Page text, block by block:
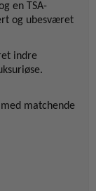
en TSA-
og ubesværet
indre
matchende